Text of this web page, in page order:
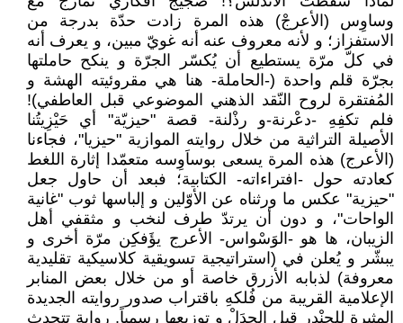
وساوِس (الأعرجْ) هذه المرة زادت حدّة بدرجة من
الاستفزاز؛ و لأنه معروف عنه أنه غويّ مبين، و يعرف أنه
في كلّ مرّة يستطيع أن يُكسّر الجرّة و ينكح حاملتها
بجرّة قلم واحدة (-الحاملة- هنا هي مقروئيته الهشة و
المُفتقرة لروح النّقد الذهني الموضوعي قبل العاطفي)!
فلم تكفِهِ -دعْرنة-و رذْلنة- قصة "حيزيّة" أي حَيْزِيتُنا
الأصيلة التراثية من خلال روايته الموازية "حيزيا"، فجاءنا
(الأعرج) هذه المرة يسعى بوساَوِسه متعمّدا إثارة اللغط
كعادته حول -افتراءاته- الكتابية؛ فبعد أن حاول جعل
"حيزية" عكس ما ورثناه عن الأوّلين و إلباسها ثوب "غانية
الواحات"، و دون أن يرتدّ طرف لنخب و مثقفي أهل
الزيبان، ها هو -الوَسْواس- الأعرج يؤَفكِن مرّة أخرى و
يبشّر و يُعلن في (استراتيجية تسويقية كلاسيكية تقليدية
معروفة) لذبابه الأزرق خاصة أو من خلال بعض المنابر
الإعلامية القريبة من فُلكهِ باقتراب صدور روايته الجديدة
المثيرة للجنْدر قبل الجدَلْ و توزيعها رسمياً. رواية تتحدث